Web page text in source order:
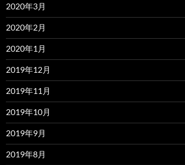
2020年3月
2020年2月
2020年1月
2019年12月
2019年11月
2019年10月
2019年9月
2019年8月